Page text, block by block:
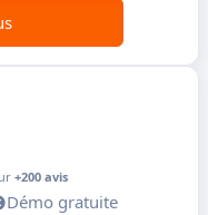
+200 avis
Démo gratuite